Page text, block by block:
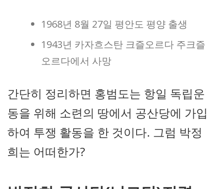
1968년 8월 27일 평안도 평양 출생
1943년 카자흐스탄 크즐오르다 주크즐
오르다에서 사망
간단히 정리하면 홍범도는 항일 독립운
동을 위해 소련의 땅에서 공산당에 가입
하여 투쟁 활동을 한 것이다. 그럼 박정
희는 어떠한가?